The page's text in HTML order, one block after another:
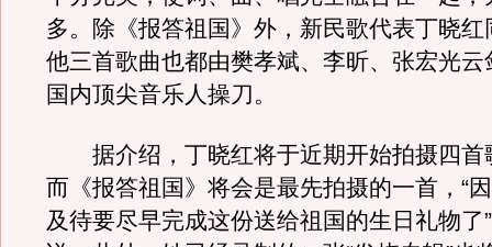
多。除《报答祖国》外，新民歌代表丁晓红
他三首歌曲也都由樊孝斌、李昕、张宏光云
国内顶尖音乐人操刀。
据介绍，丁晓红将于近期开始拍摄四首
而《报答祖国》将会是最先拍摄的一首，“
及待要尽早完成这份送给祖国的生日礼物了